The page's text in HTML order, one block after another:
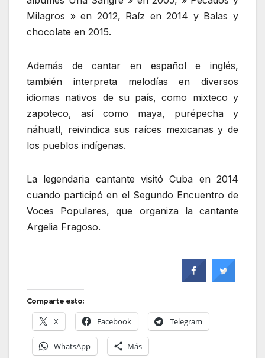
Milagros » en 2012, Raíz en 2014 y Balas y
chocolate en 2015.
Además de cantar en español e inglés,
también interpreta melodías en diversos
idiomas nativos de su país, como mixteco y
zapoteco, así como maya, purépecha y
náhuatl, reivindica sus raíces mexicanas y de
los pueblos indígenas.
La legendaria cantante visitó Cuba en 2014
cuando participó en el Segundo Encuentro de
Voces Populares, que organiza la cantante
Argelia Fragoso.
Comparte esto:
X Facebook Telegram
WhatsApp Más